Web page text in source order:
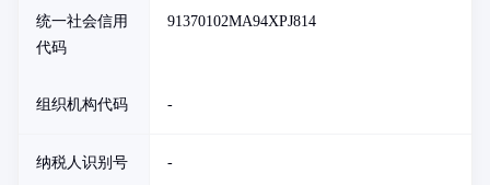
统一社会信用
代码
91370102MA94XPJ814
组织机构代码 -
纳税人识别号 -